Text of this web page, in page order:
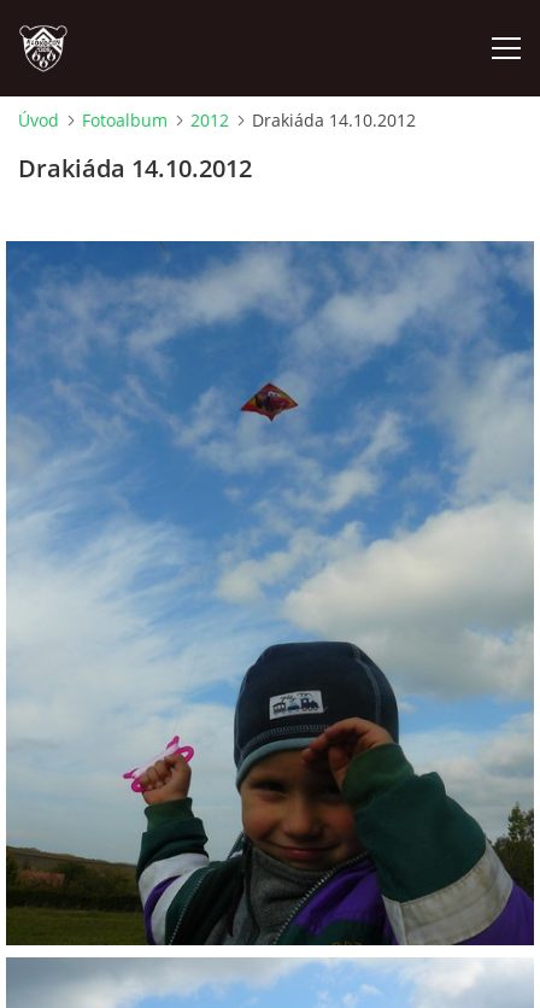
PROBĚHLÉ AKCE
NOVINKY
FOTOALBUM
VIDEA
INTERNÍ SEKCE
© 2026 eStránky.cz
Úvod Fotoalbum 2012 Drakiáda 14.10.2012
Drakiáda 14.10.2012